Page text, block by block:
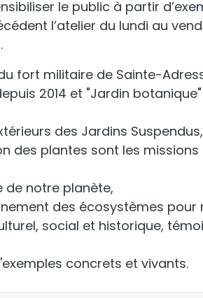
le public à partir
l’atelier du lundi au
fort militaire de Sainte-
2014 et "Jardin botanique"
des Jardins
des plantes sont les
de notre planète,
des écosystèmes pour
social et historique,
concrets et vivants.